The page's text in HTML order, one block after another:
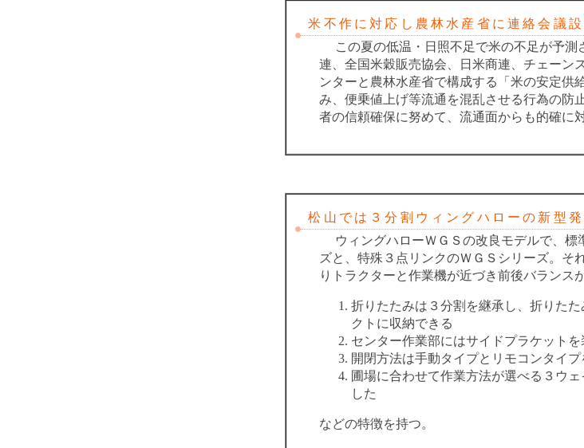
米不作に対応し農林水産省に連絡会議設
この夏の低温・日照不足で米の不足が予測
連、全国米穀販売協会、日米商連、チェーン
ンターと農林水産省で構成する「米の安定供
み、便乗値上げ等流通を混乱させる行為の防
者の信頼確保に努めて、流通面からも的確に
松山では３分割ウィングハローの新型発
ウィングハローＷＧＳの改良モデルで、標
ズと、特殊３点リンクのＷＧＳシリーズ。そ
りトラクターと作業機が近づき前後バランス
折りたたみは３分割を継承し、折りた
クトに収納できる
センター作業部にはサイドプラケット
開閉方法は手動タイプとリモコンタイプ
圃場に合わせて作業方法が選べる３ウ
した
などの特徴を持つ。